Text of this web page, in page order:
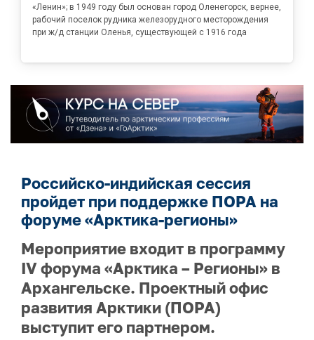
«Ленин»; в 1949 году был основан город Оленегорск, вернее,
рабочий поселок рудника железорудного месторождения
при ж/д станции Оленья, существующей с 1916 года
Российско-индийская сессия
пройдет при поддержке ПОРА на
форуме «Арктика-регионы»
Мероприятие входит в программу
IV форума «Арктика – Регионы» в
Архангельске. Проектный офис
развития Арктики (ПОРА)
выступит его партнером.